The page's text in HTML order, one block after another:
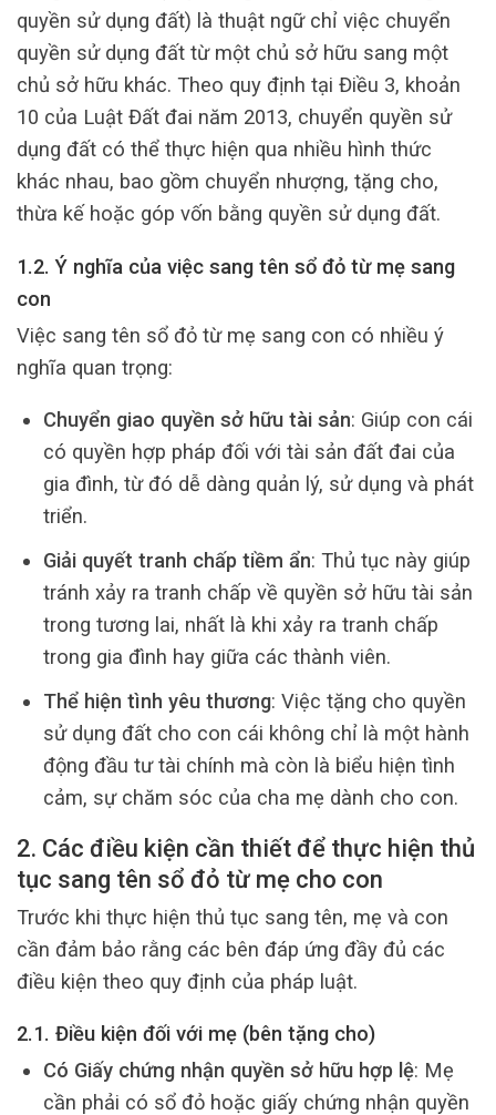
quyền sử dụng đất) là thuật ngữ chỉ việc chuyển
quyền sử dụng đất từ một chủ sở hữu sang một
chủ sở hữu khác. Theo quy định tại Điều 3, khoản
10 của Luật Đất đai năm 2013, chuyển quyền sử
dụng đất có thể thực hiện qua nhiều hình thức
khác nhau, bao gồm chuyển nhượng, tặng cho,
thừa kế hoặc góp vốn bằng quyền sử dụng đất.
1.2. Ý nghĩa của việc sang tên sổ đỏ từ mẹ sang
con
Việc sang tên sổ đỏ từ mẹ sang con có nhiều ý
nghĩa quan trọng:
Chuyển giao quyền sở hữu tài sản: Giúp con cái
có quyền hợp pháp đối với tài sản đất đai của
gia đình, từ đó dễ dàng quản lý, sử dụng và phát
triển.
Giải quyết tranh chấp tiềm ẩn: Thủ tục này giúp
tránh xảy ra tranh chấp về quyền sở hữu tài sản
trong tương lai, nhất là khi xảy ra tranh chấp
trong gia đình hay giữa các thành viên.
Thể hiện tình yêu thương: Việc tặng cho quyền
sử dụng đất cho con cái không chỉ là một hành
động đầu tư tài chính mà còn là biểu hiện tình
cảm, sự chăm sóc của cha mẹ dành cho con.
2. Các điều kiện cần thiết để thực hiện thủ
tục sang tên sổ đỏ từ mẹ cho con
Trước khi thực hiện thủ tục sang tên, mẹ và con
cần đảm bảo rằng các bên đáp ứng đầy đủ các
điều kiện theo quy định của pháp luật.
2.1. Điều kiện đối với mẹ (bên tặng cho)
Có Giấy chứng nhận quyền sở hữu hợp lệ: Mẹ
cần phải có sổ đỏ hoặc giấy chứng nhận quyền